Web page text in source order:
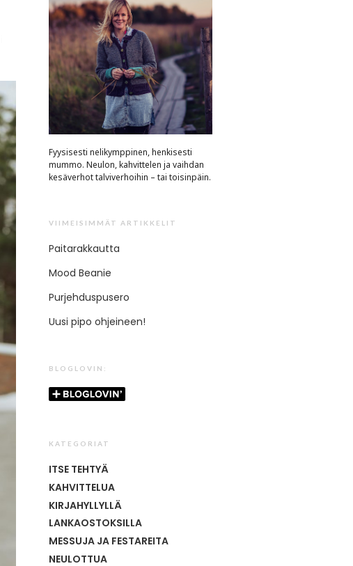
Fyysisesti nelikymppinen, henkisesti
mummo. Neulon, kahvittelen ja vaihdan
kesäverhot talviverhoihin – tai toisinpäin.
VIIMEISIMMÄT ARTIKKELIT
Paitarakkautta
Mood Beanie
Purjehduspusero
Uusi pipo ohjeineen!
BLOGLOVIN:
KATEGORIAT
ITSE TEHTYÄ
KAHVITTELUA
KIRJAHYLLYLLÄ
LANKAOSTOKSILLA
MESSUJA JA FESTAREITA
NEULOTTUA